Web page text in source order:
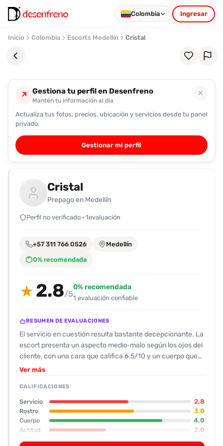
Colombia Ingresar
Inicio Colombia Escorts Medellín Cristal
Favoritos
Pronto
podrás
registrarte
guardar
favoritas
para
fácilmente.
↗ Gestiona tu perfil en Desenfreno
Mantén tu información al día
✕
Actualiza tus fotos, precios, ubicación y servicios desde tu panel
privado.
Gestionar mi perfil
Cristal
Prepago en Medellín
Perfil no verificado · 1evaluación
+57 311 766 0526 Medellín
0% recomendada
★ 2.8/5
0% recomendada
1 evaluación confiable
RESUMEN DE EVALUACIONES
El servicio en cuestión resulta bastante decepcionante. La
escort presenta un aspecto medio‑malo según los ojos del
cliente, con una cara que califica 6.5/10 y un cuerpo que
apenas logra destacar por su trasero, aunque no es el
parecer, se mostró reticente a cumplir con lo solicitado, lo
que generó frustración al cliente. El desempeño sexual
quedó por debajo de lo esperado: la oral fue mediocre, con
poca habilidad y se notó falta de sensibilidad, y el resto de
la interacción sexual fue muy limitado, sin besos y con una
actitud poco cooperativa. Los comentarios resaltan que la
Ver más
CALIFICACIONES
Servicio 2.8
Rostro 3.0
Cuerpo 4.0
Actitud 2.0